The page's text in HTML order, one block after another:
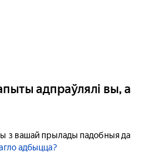
адпраўлялі вы, а
з вашай прылады падобныя да
адбыцца?